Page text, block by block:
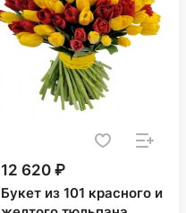
12 620 ₽
Букет из 101 красного и